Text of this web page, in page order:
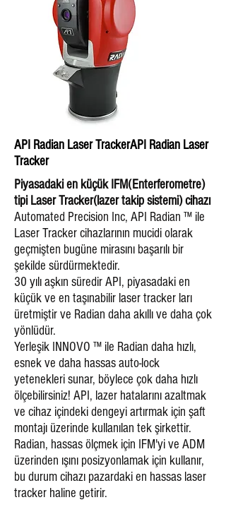
API Radian Laser TrackerAPI Radian Laser
Tracker
Piyasadaki en küçük IFM(Enterferometre)
tipi Laser Tracker(lazer takip sistemi) cihazı
Automated Precision Inc, API Radian ™ ile
Laser Tracker cihazlarının mucidi olarak
geçmişten bugüne mirasını başarılı bir
şekilde sürdürmektedir.
30 yılı aşkın süredir API, piyasadaki en
küçük ve en taşınabilir laser tracker ları
üretmiştir ve Radian daha akıllı ve daha çok
yönlüdür.
Yerleşik INNOVO ™ ile Radian daha hızlı,
esnek ve daha hassas auto-lock
yetenekleri sunar, böylece çok daha hızlı
ölçebilirsiniz! API, lazer hatalarını azaltmak
ve cihaz içindeki dengeyi artırmak için şaft
montajı üzerinde ​​kullanılan tek şirkettir.
Radian, hassas ölçmek için IFM'yi ve ADM
üzerinden ışını posizyonlamak için kullanır,
bu durum cihazı pazardaki en hassas laser
tracker haline getirir.